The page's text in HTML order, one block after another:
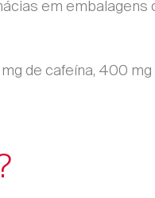
em
de cafeína, 400